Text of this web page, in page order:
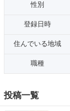
性別
登録日時
住んでいる地域
職種
投稿一覧